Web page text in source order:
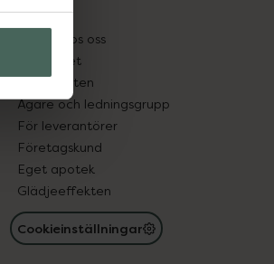
Pressrum
Jobba hos oss
Hållbarhet
Samarbeten
Ägare och ledningsgrupp
För leverantörer
Företagskund
Eget apotek
Glädjeeffekten
Cookieinställningar